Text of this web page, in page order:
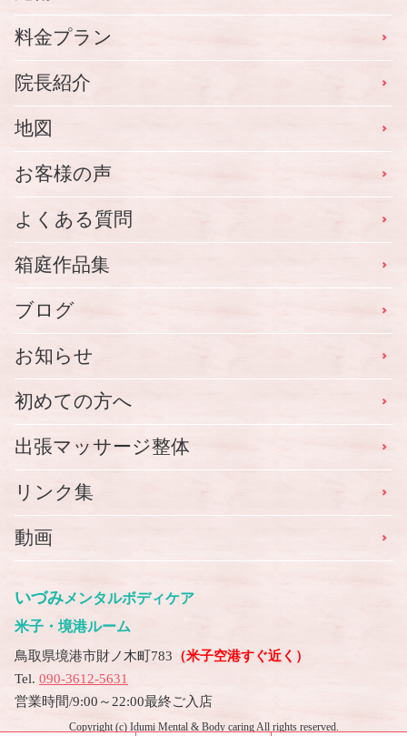
いづみメンタルボディケア
米子・境港ルーム
鳥取県境港市財ノ木町783 （米子空港すぐ近く）
Tel. 090-3612-5631
営業時間/9:00～22:00最終ご入店
料金プラン
院長紹介
地図
お客様の声
よくある質問
箱庭作品集
ブログ
お知らせ
初めての方へ
出張マッサージ整体
リンク集
動画
Copyright (c) Idumi Mental & Body caring All rights reserved.